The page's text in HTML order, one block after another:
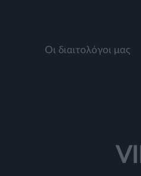
Οι διαιτολόγοι μας